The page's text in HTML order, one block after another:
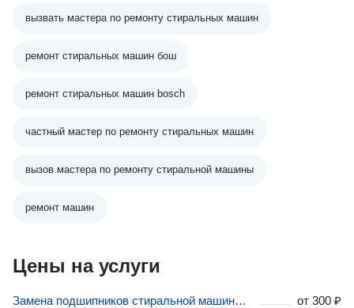
вызвать мастера по ремонту стиральных машин
ремонт стиральных машин бош
ремонт стиральных машин bosch
частный мастер по ремонту стиральных машин
вызов мастера по ремонту стиральной машины
ремонт машин
Цены на услуги
Замена подшипников стиральной машины в Нефтекамске от 300 ₽